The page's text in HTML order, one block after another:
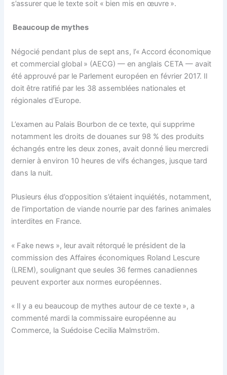
s’assurer que le texte soit « bien mis en œuvre ».
Beaucoup de mythes
Négocié pendant plus de sept ans, l’« Accord économique
et commercial global » (AECG) — en anglais CETA — avait
été approuvé par le Parlement européen en février 2017. Il
doit être ratifié par les 38 assemblées nationales et
régionales d’Europe.
L’examen au Palais Bourbon de ce texte, qui supprime
notamment les droits de douanes sur 98 % des produits
échangés entre les deux zones, avait donné lieu mercredi
dernier à environ 10 heures de vifs échanges, jusque tard
dans la nuit.
Plusieurs élus d’opposition s’étaient inquiétés, notamment,
de l’importation de viande nourrie par des farines animales
interdites en France.
« Fake news », leur avait rétorqué le président de la
commission des Affaires économiques Roland Lescure
(LREM), soulignant que seules 36 fermes canadiennes
peuvent exporter aux normes européennes.
« Il y a eu beaucoup de mythes autour de ce texte », a
commenté mardi la commissaire européenne au
Commerce, la Suédoise Cecilia Malmström.